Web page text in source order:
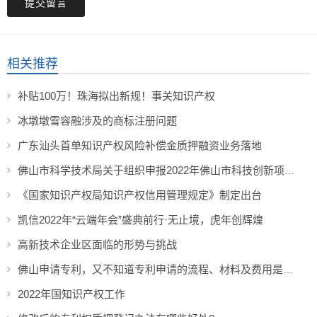
提交留言
相关推荐
补贴100万！珠海拟出新规！事关知识产权
冰墩墩雪容融涉及的商标注册问题
广东汕头首单知识产权风险补偿金质押融资业务落地
佛山市科学技术局关于组织申报2022年佛山市科技创新项目（重大科技专项配套奖补等）的通知
《国家知识产权局知识产权信用管理规定》制定出台
凯信2022年“云端年会”盛典前行·无止境，虎年创辉煌
高新技术企业区面临的形势与挑战
佛山申请专利，又不知道专利申请的流程、材料及费用是什么？
2022年国知识产权工作